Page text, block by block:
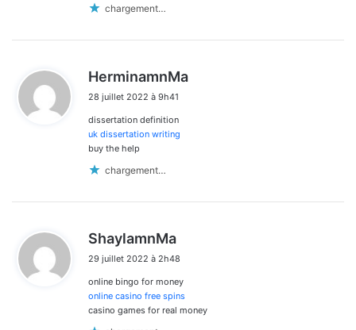
chargement…
HerminamnMa
28 juillet 2022 à 9h41
dissertation definition
uk dissertation writing
buy the help
chargement…
ShaylamnMa
t
:
29 juillet 2022 à 2h48
online bingo for money
online casino free spins
casino games for real money